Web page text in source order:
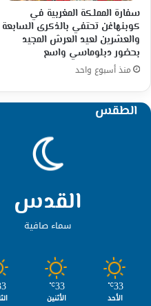
سفارة المملكة المغربية في
كوبنهاغن تحتفي بالذكرى السابعة
والعشرين لعيد العرش المجيد
بحضور دبلوماسي واسع
منذ أسبوع واحد
الطقس
القدس
سماء صافية
33
℃
الأحد
33
℃
الأثنين